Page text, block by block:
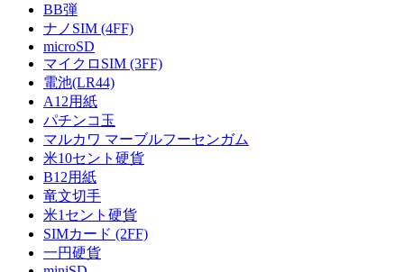
BB弾
ナノSIM (4FF)
microSD
マイクロSIM (3FF)
電池(LR44)
A12用紙
パチンコ玉
マルカワ マーブルフーセンガム
米10セント硬貨
B12用紙
竜文切手
米1セント硬貨
SIMカード (2FF)
一円硬貨